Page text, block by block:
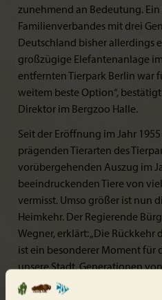
zunehmend an Bedeutung.
Familienverbandes mit drei
Deutschland bisher allerdings
großzügige Elefantenanlage
entfernten Tierpark Berlin war
weitem beste Option“,
Direktor im Bergzoo Halle.
Seit der Eröffnung im Jahr
prägenden Tierarten des
vorübergehenden Auszug im
beeindruckenden Tiere von
vermisst. Umso größer ist nun
Heimkehr. Der Regierende
Wegner, erklärt: „Die
ist ein besonderer Moment für
unsere Stadt. Generationen
Berlinern verbinden